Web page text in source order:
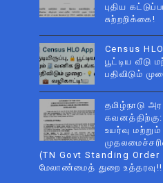
புதிய
சுற்றறிக்கை!
Census HLO
பூட்டிய
பதிவிடும்
தமிழ்நாடு
உயர்வு
(TN Govt Standing
மேலாண்மைத் துறை உத்தரவு!!